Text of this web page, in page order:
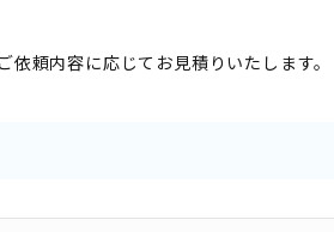
頼内容に応じてお見積りいたします。